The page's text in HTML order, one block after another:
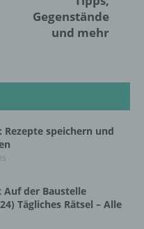
Gegenstände
und mehr
Rezepte speichern und
Auf der Baustelle
Tägliches Rätsel – Alle
Verhalten,
dieser
analysieren oder
die Verarbeitung
in einer Weise,
Daten
einer spezifischen
werden
aufbewahrt werden